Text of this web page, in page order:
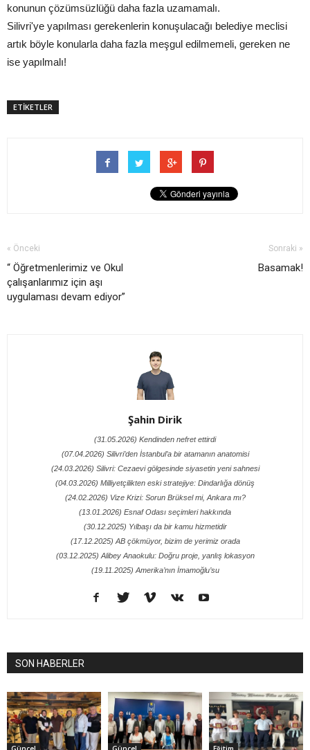
konunun çözümsüzlüğü daha fazla uzamamalı.
Silivri'ye yapılması gerekenlerin konuşulacağı belediye meclisi
artık böyle konularla daha fazla meşgul edilmemeli, gereken ne
ise yapılmalı!
ETİKETLER
« Önceki
“ Öğretmenlerimiz ve Okul
çalışanlarımız için aşı
uygulaması devam ediyor”
Sonraki »
Basamak!
Şahin Dirik
(31.05.2026) Kendinden nefret ettirdi
(07.04.2026) Silivri’den İstanbul’a bir atamanın anatomisi
(24.03.2026) Silivri: Cezaevi gölgesinde siyasetin yeni sahnesi
(04.03.2026) Milliyetçilikten eski stratejiye: Dindarlığa dönüş
(24.02.2026) Vize Krizi: Sorun Brüksel mi, Ankara mı?
(13.01.2026) Esnaf Odası seçimleri hakkında
(30.12.2025) Yılbaşı da bir kamu hizmetidir
(17.12.2025) AB çökmüyor, bizim de yerimiz orada
(03.12.2025) Alibey Anaokulu: Doğru proje, yanlış lokasyon
(19.11.2025) Amerika’nın İmamoğlu’su
SON HABERLER